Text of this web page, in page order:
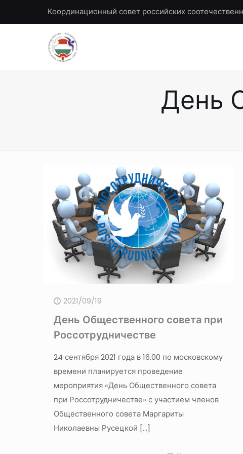
Координационный совет российских
День
2021/09/19
День Общественного совета при
Россотрудничестве
24 сентября 2021 года в 16.00 по московскому
времени планируется проведение
мероприятия «День Общественного совета
при Россотрудничестве» с участием членов
Общественного совета Маргариты
Николаевны Русецкой […]